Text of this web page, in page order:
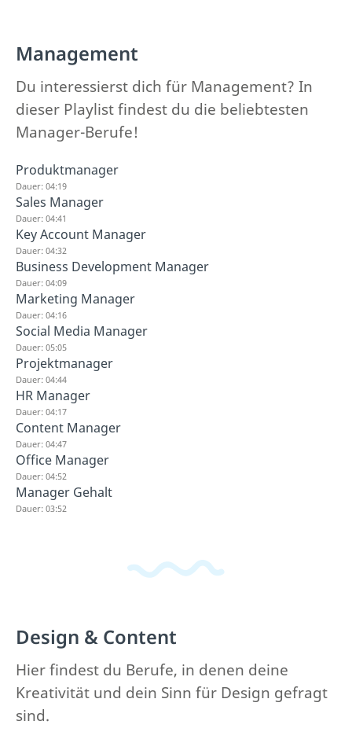
Management
Du interessierst dich für Management? In
dieser Playlist findest du die beliebtesten
Manager-Berufe!
Produktmanager
Dauer: 04:19
Sales Manager
Dauer: 04:41
Key Account Manager
Dauer: 04:32
Business Development Manager
Dauer: 04:09
Marketing Manager
Dauer: 04:16
Social Media Manager
Dauer: 05:05
Projektmanager
Dauer: 04:44
HR Manager
Dauer: 04:17
Content Manager
Dauer: 04:47
Office Manager
Dauer: 04:52
Manager Gehalt
Dauer: 03:52
Design & Content
Hier findest du Berufe, in denen deine
Kreativität und dein Sinn für Design gefragt
sind.